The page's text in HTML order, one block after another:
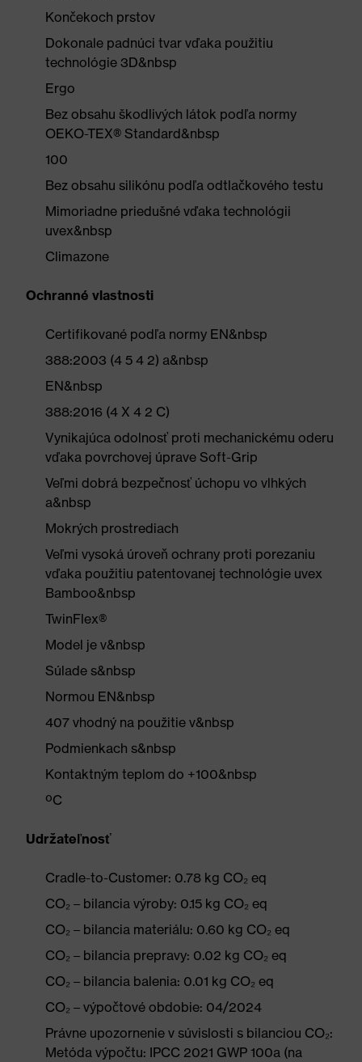
Končekoch prstov
Dokonale padnúci tvar vďaka použitiu
technológie 3D&nbsp
Ergo
Bez obsahu škodlivých látok podľa normy
OEKO-TEX® Standard&nbsp
100
Bez obsahu silikónu podľa odtlačkového testu
Mimoriadne priedušné vďaka technológii
uvex&nbsp
Climazone
Ochranné vlastnosti
Certifikované podľa normy EN&nbsp
388:2003 (4 5 4 2) a&nbsp
EN&nbsp
388:2016 (4 X 4 2 C)
Vynikajúca odolnosť proti mechanickému oderu
vďaka povrchovej úprave Soft-Grip
Veľmi dobrá bezpečnosť úchopu vo vlhkých
a&nbsp
Mokrých prostrediach
Veľmi vysoká úroveň ochrany proti porezaniu
vďaka použitiu patentovanej technológie uvex
Bamboo&nbsp
TwinFlex®
Model je v&nbsp
Súlade s&nbsp
Normou EN&nbsp
407 vhodný na použitie v&nbsp
Podmienkach s&nbsp
Kontaktným teplom do +100&nbsp
ºC
Udržateľnosť
Cradle-to-Customer: 0.78 kg CO₂ eq
CO₂ – bilancia výroby: 0.15 kg CO₂ eq
CO₂ – bilancia materiálu: 0.60 kg CO₂ eq
CO₂ – bilancia prepravy: 0.02 kg CO₂ eq
CO₂ – bilancia balenia: 0.01 kg CO₂ eq
CO₂ – výpočtové obdobie: 04/2024
Právne upozornenie v súvislosti s bilanciou CO₂:
Metóda výpočtu: IPCC 2021 GWP 100a (na